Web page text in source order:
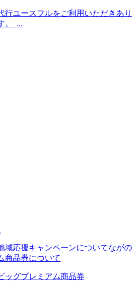
行ユースフルをご利用いただきあり
。 ...
域応援キャンペーンについてながの
商品券について
ッグプレミアム商品券